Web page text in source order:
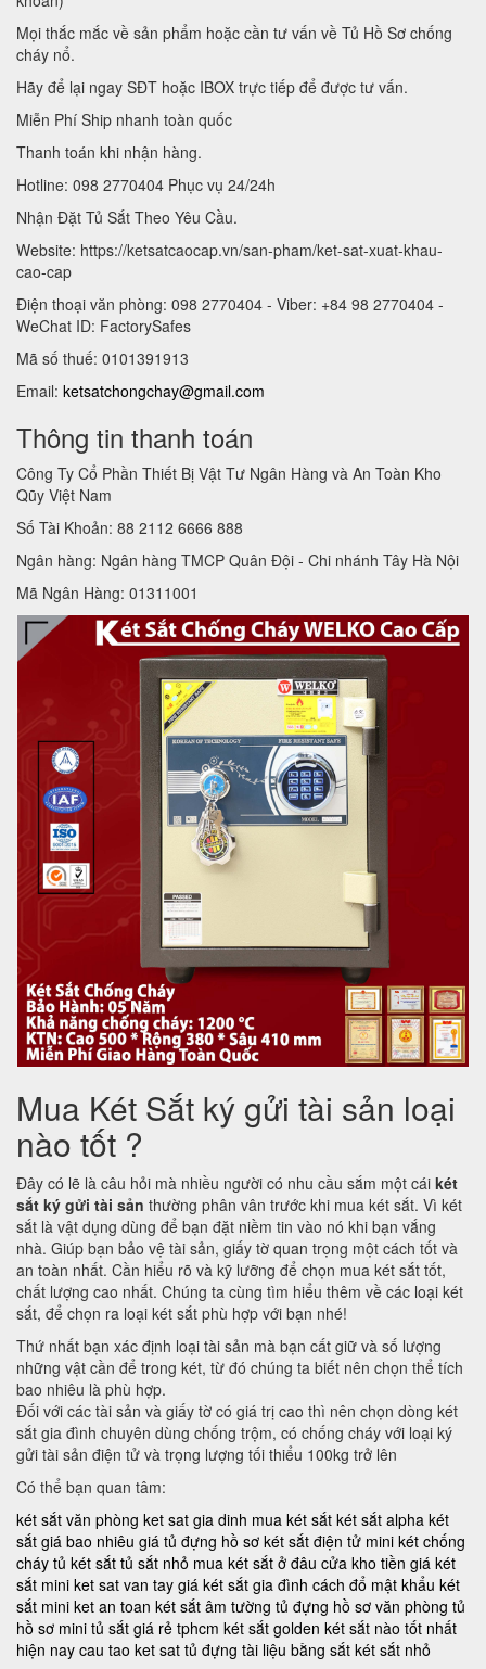
Mọi thắc mắc về sản phẩm hoặc cần tư vấn về Tủ Hồ Sơ chống
cháy nổ.
Hãy để lại ngay SĐT hoặc IBOX trực tiếp để được tư vấn.
Miễn Phí Ship nhanh toàn quốc
Thanh toán khi nhận hàng.
Hotline: 098 2770404 Phục vụ 24/24h
Nhận Đặt Tủ Sắt Theo Yêu Cầu.
Website: https://ketsatcaocap.vn/san-pham/ket-sat-xuat-khau-
cao-cap
Điện thoại văn phòng: 098 2770404 - Viber: +84 98 2770404 -
WeChat ID: FactorySafes
Mã số thuế: 0101391913
Email: ketsatchongchay@gmail.com
Thông tin thanh toán
Công Ty Cổ Phần Thiết Bị Vật Tư Ngân Hàng và An Toàn Kho
Qũy Việt Nam
Số Tài Khoản: 88 2112 6666 888
Ngân hàng: Ngân hàng TMCP Quân Đội - Chi nhánh Tây Hà Nội
Mã Ngân Hàng: 01311001
Mua Két Sắt ký gửi tài sản loại
nào tốt ?
Đây có lẽ là câu hỏi mà nhiều người có nhu cầu sắm một cái két
sắt ký gửi tài sản thường phân vân trước khi mua két sắt. Vì két
sắt là vật dụng dùng để bạn đặt niềm tin vào nó khi bạn vắng
nhà. Giúp bạn bảo vệ tài sản, giấy tờ quan trọng một cách tốt và
an toàn nhất. Cần hiểu rõ và kỹ lưỡng để chọn mua két sắt tốt,
chất lượng cao nhất. Chúng ta cùng tìm hiểu thêm về các loại két
sắt, để chọn ra loại két sắt phù hợp với bạn nhé!
Thứ nhất bạn xác định loại tài sản mà bạn cất giữ và số lượng
những vật cần để trong két, từ đó chúng ta biết nên chọn thể tích
bao nhiêu là phù hợp.
Đối với các tài sản và giấy tờ có giá trị cao thì nên chọn dòng két
sắt gia đình chuyên dùng chống trộm, có chống cháy với loại ký
gửi tài sản điện tử và trọng lượng tối thiểu 100kg trở lên
Có thể bạn quan tâm:
két sắt văn phòng ket sat gia dinh mua két sắt két sắt alpha két
sắt giá bao nhiêu giá tủ đựng hồ sơ két sắt điện tử mini két chống
cháy tủ két sắt tủ sắt nhỏ mua két sắt ở đâu cửa kho tiền giá két
sắt mini ket sat van tay giá két sắt gia đình cách đổ mật khẩu két
sắt mini ket an toan két sắt âm tường tủ đựng hồ sơ văn phòng tủ
hồ sơ mini tủ sắt giá rẻ tphcm két sắt golden két sắt nào tốt nhất
hiện nay cau tao ket sat tủ đựng tài liệu bằng sắt két sắt nhỏ